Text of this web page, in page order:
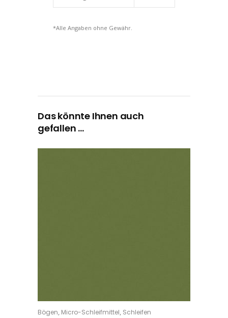
*Alle Angaben ohne Gewähr.
Das könnte Ihnen auch
gefallen …
IN DEN WARENKORB
Bögen, Micro-Schleifmittel, Schleifen